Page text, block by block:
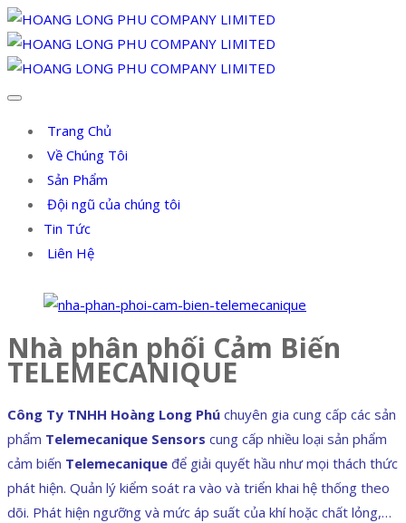
Trang Chủ
Về Chúng Tôi
Sản Phẩm
Đội ngũ của chúng tôi
Tin Tức
Liên Hệ
Nhà phân phối Cảm Biến
TELEMECANIQUE
Công Ty TNHH Hoàng Long Phú chuyên gia cung cấp các sản
phẩm Telemecanique Sensors cung cấp nhiều loại sản phẩm
cảm biến Telemecanique để giải quyết hầu như mọi thách thức
phát hiện. Quản lý kiểm soát ra vào và triển khai hệ thống theo
dõi. Phát hiện ngưỡng và mức áp suất của khí hoặc chất lỏng,…